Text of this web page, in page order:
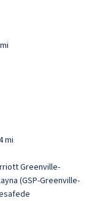
mi
Greenville-
(GSP-Greenville-